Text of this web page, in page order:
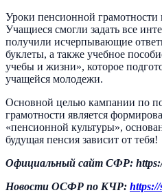
Уроки пенсионной
Учащиеся смогли задать все
получили исчерпывающие
буклеты, а также учебное
учебы и жизни», которое
учащейся молодежи.
Основной целью кампании по
грамотности является
«пенсионной культуры»,
будущая пенсия зависит от тебя!
Официальный сайт СФР:
Новости ОСФР по КЧР: https://